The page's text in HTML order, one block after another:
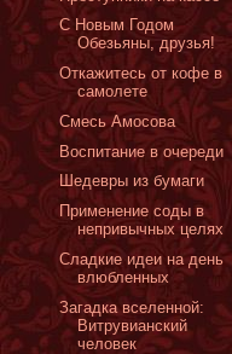
С Новым Годом
Обезьяны, друзья!
Откажитесь от кофе в
самолете
Смесь Амосова
Воспитание в очереди
Шедевры из бумаги
Применение соды в
непривычных целях
Сладкие идеи на день
влюбленных
Загадка вселенной:
Витрувианский
человек